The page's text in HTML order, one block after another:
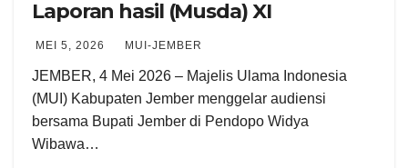
Laporan hasil (Musda) XI
MEI 5, 2026 MUI-JEMBER
JEMBER, 4 Mei 2026 – Majelis Ulama Indonesia
(MUI) Kabupaten Jember menggelar audiensi
bersama Bupati Jember di Pendopo Widya
Wibawa…